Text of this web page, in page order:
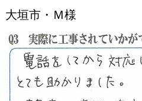
大垣市・Ｍ様